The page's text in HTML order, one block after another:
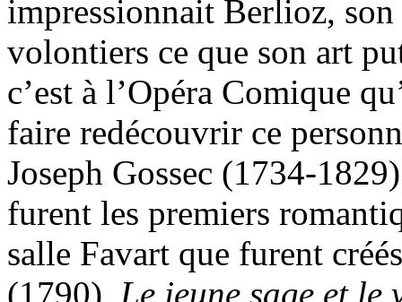
impressionnait Berlioz,
volontiers ce que son art
c’est à l’Opéra Comique
faire redécouvrir ce
Joseph Gossec (1734-
furent les premiers
salle Favart que furent
(1790), Le jeune sage et le